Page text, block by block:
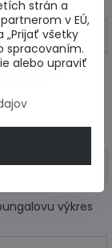
pri
výkres
strán a
v EÚ,
„Prijať všetky
spracovaním.
alebo upraviť